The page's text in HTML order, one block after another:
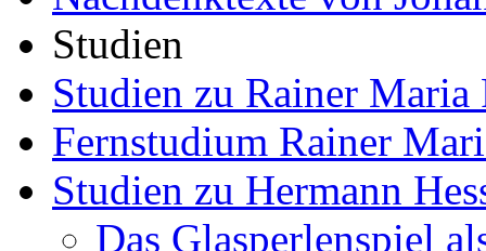
Studien
Studien zu Rainer Maria
Fernstudium Rainer
Studien zu Hermann
Das Glasperlenspiel